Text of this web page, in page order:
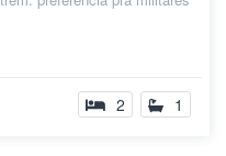
2 1